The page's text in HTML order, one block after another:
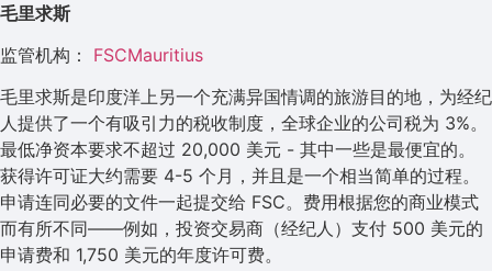
毛里求斯
监管机构： FSCMauritius
毛里求斯是印度洋上另一个充满异国情调的旅游目的地，为经纪
人提供了一个有吸引力的税收制度，全球企业的公司税为 3%。
最低净资本要求不超过 20,000 美元 - 其中一些是最便宜的。
获得许可证大约需要 4-5 个月，并且是一个相当简单的过程。
申请连同必要的文件一起提交给 FSC。费用根据您的商业模式
而有所不同——例如，投资交易商（经纪人）支付 500 美元的
申请费和 1,750 美元的年度许可费。